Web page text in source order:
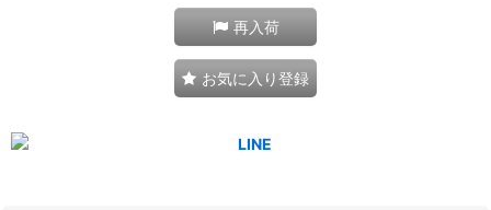
再入荷
お気に入り登録